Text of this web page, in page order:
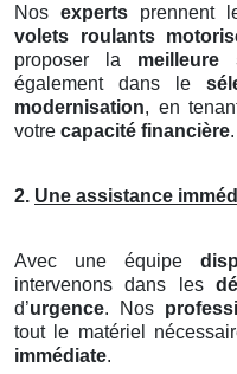
Nos experts prennent
volets roulants
proposer la meilleure
également dans le
modernisation, en
votre capacité financière.
2. Une assistance
Avec une équipe
intervenons dans les
d’urgence. Nos
tout le matériel
immédiate.